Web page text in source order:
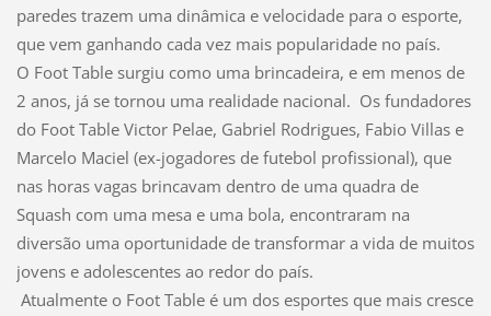
paredes trazem uma dinâmica e velocidade para o esporte,
que vem ganhando cada vez mais popularidade no país.
O Foot Table surgiu como uma brincadeira, e em menos de
2 anos, já se tornou uma realidade nacional. Os fundadores
do Foot Table Victor Pelae, Gabriel Rodrigues, Fabio Villas e
Marcelo Maciel (ex-jogadores de futebol profissional), que
nas horas vagas brincavam dentro de uma quadra de
Squash com uma mesa e uma bola, encontraram na
diversão uma oportunidade de transformar a vida de muitos
jovens e adolescentes ao redor do país.
Atualmente o Foot Table é um dos esportes que mais cresce